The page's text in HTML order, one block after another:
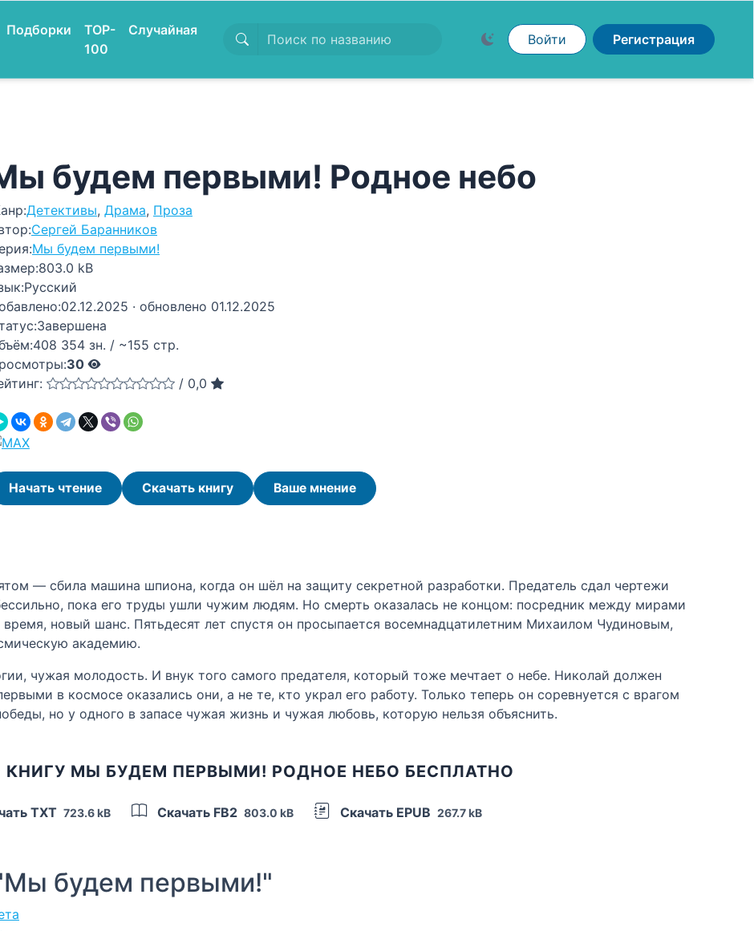
Подборки
TOP-
100
Случайная
Войти Регистрация
будем первыми! Родное небо
Детективы, Драма, Проза
Сергей Баранников
Мы будем первыми!
803.0 kB
Русский
02.12.2025 · обновлено 01.12.2025
Завершена
408 354 зн. / ~155 стр.
30
/ 0,0
Начать чтение Скачать книгу Ваше мнение
— сбила машина шпиона, когда он шёл на защиту секретной разработки. Предатель сдал чертежи
пока его труды ушли чужим людям. Но смерть оказалась не концом: посредник между мирами
новый шанс. Пятьдесят лет спустя он просыпается восемнадцатилетним Михаилом Чудиновым,
академию.
чужая молодость. И внук того самого предателя, который тоже мечтает о небе. Николай должен
в космосе оказались они, а не те, кто украл его работу. Только теперь он соревнуется с врагом
но у одного в запасе чужая жизнь и чужая любовь, которую нельзя объяснить.
КНИГУ МЫ БУДЕМ ПЕРВЫМИ! РОДНОЕ НЕБО БЕСПЛАТНО
TXT 723.6 kB Скачать FB2 803.0 kB Скачать EPUB 267.7 kB
будем первыми!"